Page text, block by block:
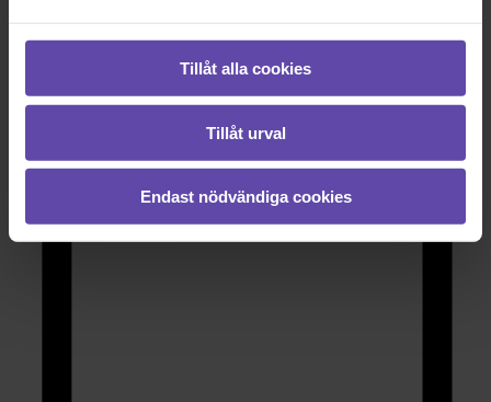
Tillåt alla cookies
Tillåt urval
Endast nödvändiga cookies
flik)
Boka tid med en jurist